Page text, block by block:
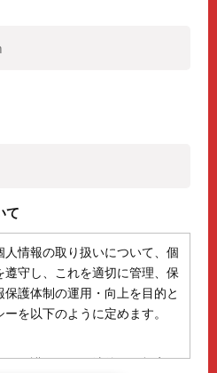
て
情報の取り扱いについて、個
遵守し、これを適切に管理、保
護体制の運用・向上を目的と
を以下のように定めます。
保護に関する法律」に規定さ